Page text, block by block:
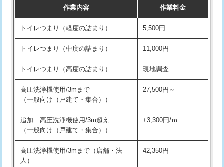
作業内容 作業料金
トイレつまり（軽度の詰まり） 5,500円
トイレつまり（中度の詰まり） 11,000円
トイレつまり（高度の詰まり） 現地調査
高圧洗浄機使用/3mまで
（一般向け（戸建て・集合））
27,500円～
追加 高圧洗浄機使用/3m超え
（一般向け（戸建て・集合））
+3,300円/ｍ
高圧洗浄機使用/3mまで（店舗・法
人）
42,350円